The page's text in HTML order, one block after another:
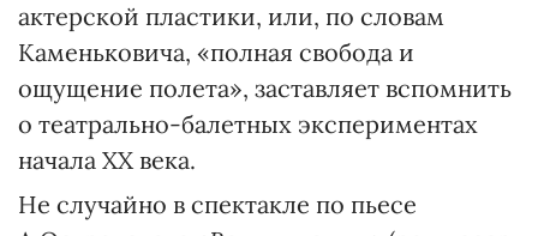
актерской пластики, или, по словам
Каменьковича, «полная свобода и
ощущение полета», заставляет вспомнить
о театрально-балетных экспериментах
начала ХХ века.
Не случайно в спектакле по пьесе